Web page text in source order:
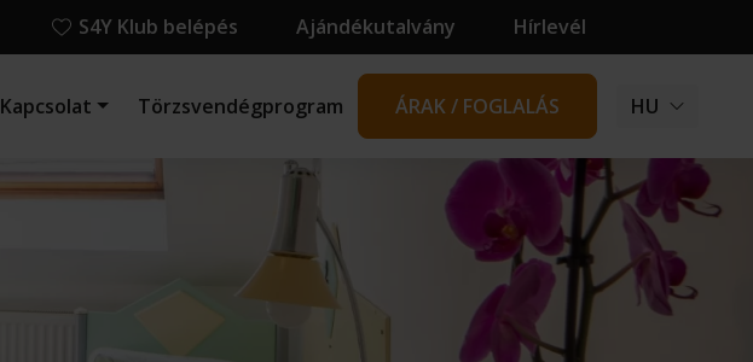
S4Y Klub belépés Ajándékutalvány Hírlevél
Kapcsolat Törzsvendégprogram ÁRAK / FOGLALÁS HU